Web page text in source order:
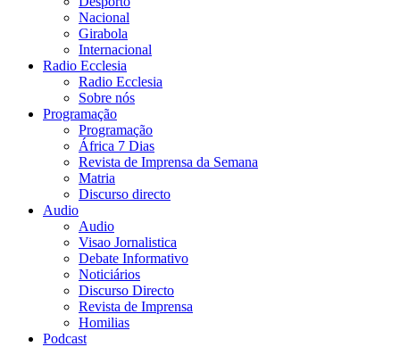
Nacional
Girabola
Internacional
Radio Ecclesia
Radio Ecclesia
Sobre nós
Programação
Programação
África 7 Dias
Revista de Imprensa da Semana
Matria
Discurso directo
Audio
Audio
Visao Jornalistica
Debate Informativo
Noticiários
Discurso Directo
Revista de Imprensa
Homilias
Podcast